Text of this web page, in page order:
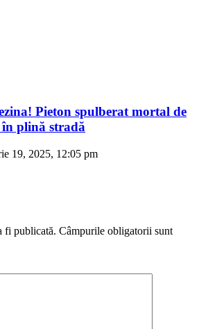
Pieton spulberat mortal de
plină stradă
19, 2025, 12:05 pm
fi publicată. Câmpurile obligatorii sunt